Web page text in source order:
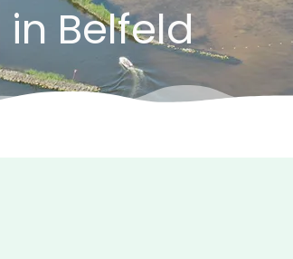
Belfeld